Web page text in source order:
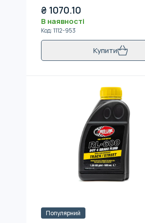
₴ 1070.10
В наявності
Код:1112-953
Купити
Популярний